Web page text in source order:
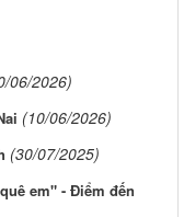
06/2026)
(10/06/2026)
(30/07/2025)
em" - Điểm đến